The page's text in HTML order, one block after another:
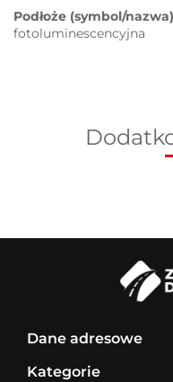
Podłoże (symbol/
fotoluminescencyjna
Dane adresowe
Kategorie